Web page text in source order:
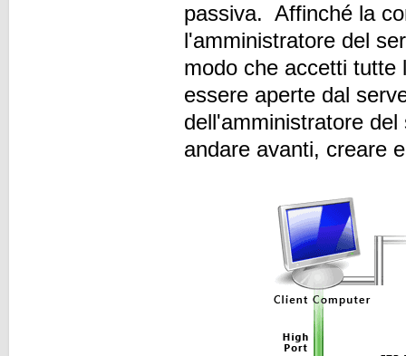
passiva. Affinché la
l'amministratore del
modo che accetti tutte
essere aperte dal
dell'amministratore
andare avanti, creare